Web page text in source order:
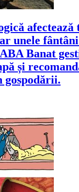
afectează
unele
Banat
și
gospodării.